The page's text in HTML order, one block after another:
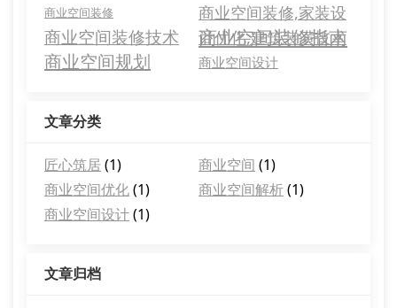
商业空间装修
商业空间装修,家装设
计优化,建筑装潢技术
商业空间装修技术 商业空间装修指南
商业空间规划 商业空间设计
文章分类
匠心筑居 (1) 商业空间 (1)
商业空间优化(1) 商业空间解析(1)
商业空间设计(1)
文章归档